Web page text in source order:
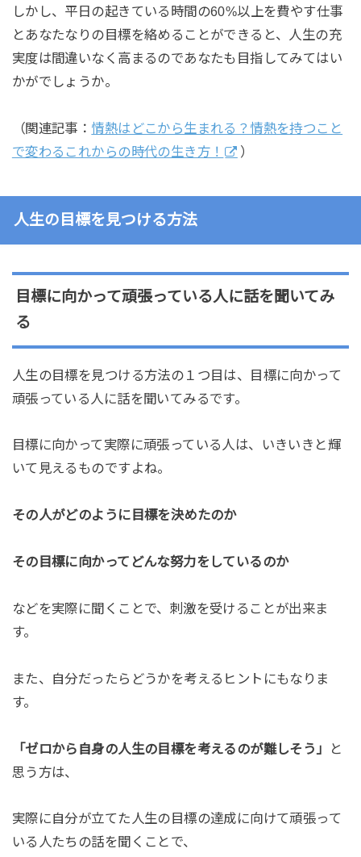
しかし、平日の起きている時間の60%以上を費やす仕事
とあなたなりの目標を絡めることができると、人生の充
実度は間違いなく高まるのであなたも目指してみてはい
かがでしょうか。
（関連記事： 情熱はどこから生まれる？情熱を持つこと
で変わるこれからの時代の生き方！
）
人生の目標を見つける方法
目標に向かって頑張っている人に話を聞いてみ
る
人生の目標を見つける方法の１つ目は、目標に向かって
頑張っている人に話を聞いてみるです。
目標に向かって実際に頑張っている人は、いきいきと輝
いて見えるものですよね。
その人がどのように目標を決めたのか
その目標に向かってどんな努力をしているのか
などを実際に聞くことで、刺激を受けることが出来ま
す。
また、自分だったらどうかを考えるヒントにもなりま
す。
「ゼロから自身の人生の目標を考えるのが難しそう」
と
思う方は、
実際に自分が立てた人生の目標の達成に向けて頑張って
いる人たちの話を聞くことで、